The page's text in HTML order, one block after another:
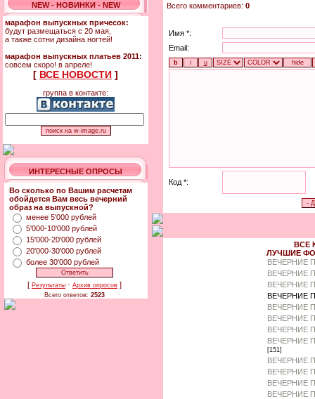
NEW - НОВИНКИ - NEW
марафон выпускных причесок:
будут размещаться с 20 мая,
а также сотни дизайна ногтей!
марафон выпускных платьев 2011:
совсем скоро! в апреле!
[ ВСЕ НОВОСТИ ]
группа в контакте:
ИНТЕРЕСНЫЕ ОПРОСЫ
Во сколько по Вашим расчетам
обойдется Вам весь вечерний
образ на выпускной?
менее 5'000 рублей
5'000-10'000 рублей
15'000-20'000 рублей
20'000-30'000 рублей
более 30'000 рублей
[ Результаты · Архив опросов ]
Всего ответов: 2523
Всего комментариев: 0
Имя *:
Email:
Код *:
ВСЕ
ЛУЧШИЕ
ВЕЧЕРНИЕ
ВЕЧЕРНИЕ
ВЕЧЕРНИЕ
ВЕЧЕРНИЕ
ВЕЧЕРНИЕ
ВЕЧЕРНИЕ
ВЕЧЕРНИЕ
ВЕЧЕРНИЕ
[151]
ВЕЧЕРНИЕ
ВЕЧЕРНИЕ
ВЕЧЕРНИЕ
ВЕЧЕРНИЕ